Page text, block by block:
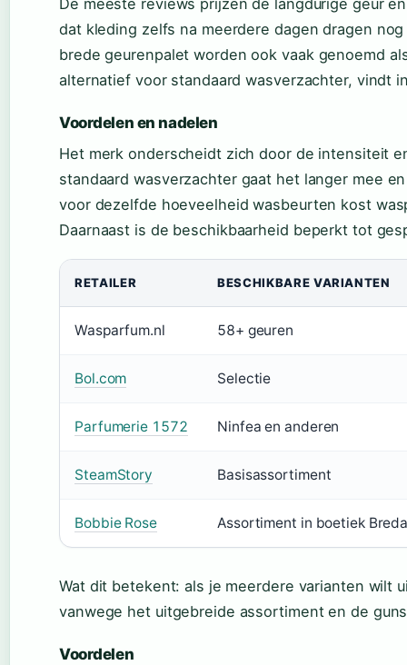
De meeste reviews prijzen de langdurige geur
dat kleding zelfs na meerdere dagen dragen
brede geurenpalet worden ook vaak genoemd
alternatief voor standaard wasverzachter, vindt
Voordelen en nadelen
Het merk onderscheidt zich door de intensiteit
standaard wasverzachter gaat het langer mee
voor dezelfde hoeveelheid wasbeurten kost
Daarnaast is de beschikbaarheid beperkt tot
RETAILER BESCHIKBARE VARIANTEN
Wasparfum.nl 58+ geuren
Bol.com Selectie
Parfumerie 1572 Ninfea en anderen
SteamStory Basisassortiment
Bobbie Rose Assortiment in boetiek
Wat dit betekent: als je meerdere varianten wilt
vanwege het uitgebreide assortiment en de
Voordelen